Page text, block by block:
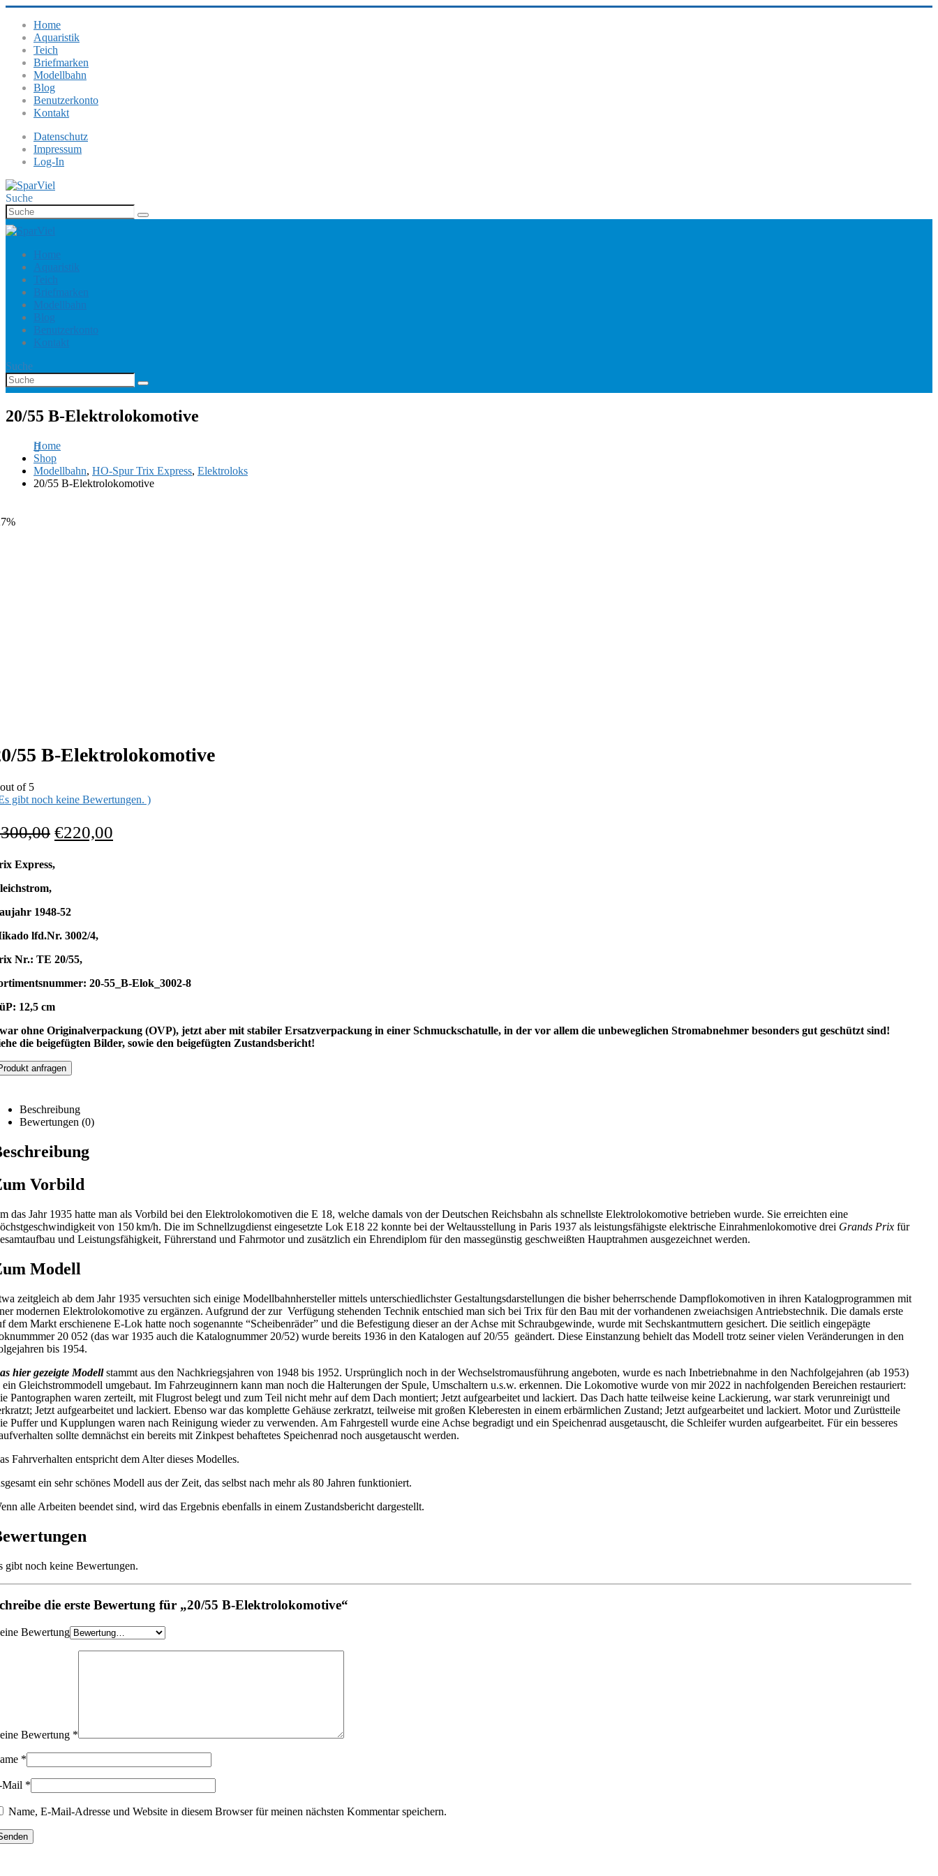
Home
Aquaristik
Teich
Briefmarken
Modellbahn
Blog
Benutzerkonto
Kontakt
Datenschutz
Impressum
Log-In
Suche
Home
Aquaristik
Teich
Briefmarken
Modellbahn
Blog
Benutzerkonto
Kontakt
Suche
20/55 B-Elektrolokomotive
Home
Shop
Modellbahn, HO-Spur Trix Express, Elektroloks
20/55 B-Elektrolokomotive
55 B-Elektrolokomotive
of 5
gibt noch keine Bewertungen. )
300,00 €220,00
Express,
1948-52
lfd.Nr. 3002/4,
Nr.: TE 20/55,
20-55_B-Elok_3002-8
12,5 cm
ohne Originalverpackung (OVP), jetzt aber mit stabiler Ersatzverpackung in einer Schmuckschatulle, in der vor allem die unbeweglichen Stromabnehmer besonders gut geschützt sind!
die beigefügten Bilder, sowie den beigefügten Zustandsbericht!
anfragen
Beschreibung
Bewertungen (0)
Vorbild
das Jahr 1935 hatte man als Vorbild bei den Elektrolokomotiven die E 18, welche damals von der Deutschen Reichsbahn als schnellste Elektrolokomotive betrieben wurde. Sie erreichten eine
von 150 km/h. Die im Schnellzugdienst eingesetzte Lok E18 22 konnte bei der Weltausstellung in Paris 1937 als leistungsfähigste elektrische Einrahmenlokomotive drei Grands Prix für
und Leistungsfähigkeit, Führerstand und Fahrmotor und zusätzlich ein Ehrendiplom für den massegünstig geschweißten Hauptrahmen ausgezeichnet werden.
Modell
zeitgleich ab dem Jahr 1935 versuchten sich einige Modellbahnhersteller mittels unterschiedlichster Gestaltungsdarstellungen die bisher beherrschende Dampflokomotiven in ihren Katalogprogrammen mit
modernen Elektrolokomotive zu ergänzen. Aufgrund der zur Verfügung stehenden Technik entschied man sich bei Trix für den Bau mit der vorhandenen zweiachsigen Antriebstechnik. Die damals erste
dem Markt erschienene E-Lok hatte noch sogenannte “Scheibenräder” und die Befestigung dieser an der Achse mit Schraubgewinde, wurde mit Sechskantmuttern gesichert. Die seitlich eingepägte
20 052 (das war 1935 auch die Katalognummer 20/52) wurde bereits 1936 in den Katalogen auf 20/55 geändert. Diese Einstanzung behielt das Modell trotz seiner vielen Veränderungen in den
bis 1954.
hier gezeigte Modellstammt aus den Nachkriegsjahren von 1948 bis 1952. Ursprünglich noch in der Wechselstromausführung angeboten, wurde es nach Inbetriebnahme in den Nachfolgejahren (ab 1953)
ein Gleichstrommodell umgebaut. Im Fahrzeuginnern kann man noch die Halterungen der Spule, Umschaltern u.s.w. erkennen. Die Lokomotive wurde von mir 2022 in nachfolgenden Bereichen restauriert:
Pantographen waren zerteilt, mit Flugrost belegt und zum Teil nicht mehr auf dem Dach montiert; Jetzt aufgearbeitet und lackiert. Das Dach hatte teilweise keine Lackierung, war stark verunreinigt und
Jetzt aufgearbeitet und lackiert. Ebenso war das komplette Gehäuse zerkratzt, teilweise mit großen Kleberesten in einem erbärmlichen Zustand; Jetzt aufgearbeitet und lackiert. Motor und Zurüstteile
Puffer und Kupplungen waren nach Reinigung wieder zu verwenden. Am Fahrgestell wurde eine Achse begradigt und ein Speichenrad ausgetauscht, die Schleifer wurden aufgearbeitet. Für ein besseres
sollte demnächst ein bereits mit Zinkpest behaftetes Speichenrad noch ausgetauscht werden.
Fahrverhalten entspricht dem Alter dieses Modelles.
ein sehr schönes Modell aus der Zeit, das selbst nach mehr als 80 Jahren funktioniert.
alle Arbeiten beendet sind, wird das Ergebnis ebenfalls in einem Zustandsbericht dargestellt.
gibt noch keine Bewertungen.
die erste Bewertung für „20/55 B-Elektrolokomotive“
Bewertung
Bewertung *
*
Mail *
Name, E-Mail-Adresse und Website in diesem Browser für meinen nächsten Kommentar speichern.